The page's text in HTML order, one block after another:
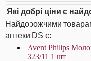
Які добрі ціни є
Найдорожчими
аптеки DS є:
Avent Philips
323/11 1 шт